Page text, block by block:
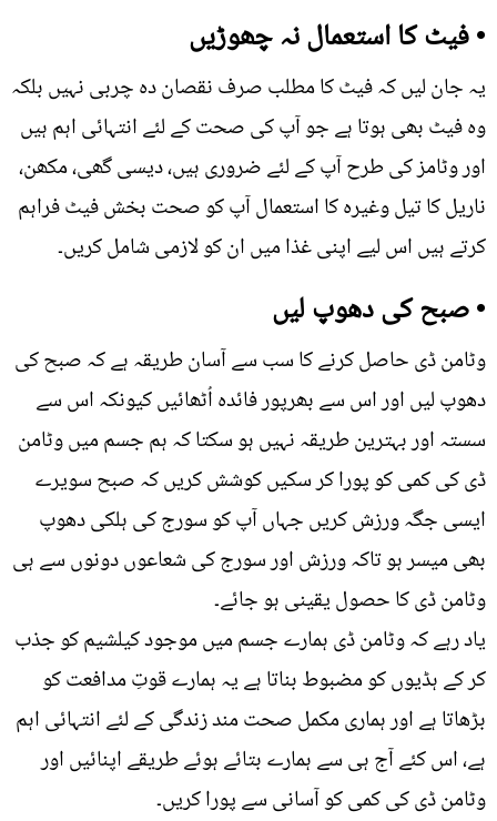
• فیٹ کا استعمال نہ چھوڑیں
یہ جان لیں کہ فیٹ کا مطلب صرف نقصان دہ چربی نہیں بلکہ
وہ فیٹ بھی ہوتا ہے جو آپ کی صحت کے لئے انتہائی اہم ہیں
اور وٹامز کی طرح آپ کے لئے ضروری ہیں، دیسی گھی، مکھن،
ناریل کا تیل وغیرہ کا استعمال آپ کو صحت بخش فیٹ فراہم
کرتے ہیں اس لیے اپنی غذا میں ان کو لازمی شامل کریں۔
• صبح کی دھوپ لیں
وٹامن ڈی حاصل کرنے کا سب سے آسان طریقہ ہے کہ صبح کی
دھوپ لیں اور اس سے بھرپور فائدہ اُٹھائیں کیونکہ اس سے
سستہ اور بہترین طریقہ نہیں ہو سکتا کہ ہم جسم میں وٹامن
ڈی کی کمی کو پورا کر سکیں کوشش کریں کہ صبح سویرے
ایسی جگہ ورزش کریں جہاں آپ کو سورج کی ہلکی دھوپ
بھی میسر ہو تاکہ ورزش اور سورج کی شعاعوں دونوں سے ہی
وٹامن ڈی کا حصول یقینی ہو جائے۔
یاد رہے کہ وٹامن ڈی ہمارے جسم میں موجود کیلشیم کو جذب
کر کے ہڈیوں کو مضبوط بناتا ہے یہ ہمارے قوتِ مدافعت کو
بڑھاتا ہے اور ہماری مکمل صحت مند زندگی کے لئے انتہائی اہم
ہے، اس کئے آج ہی سے ہمارے بتائے ہوئے طریقے اپنائیں اور
وٹامن ڈی کی کمی کو آسانی سے پورا کریں۔